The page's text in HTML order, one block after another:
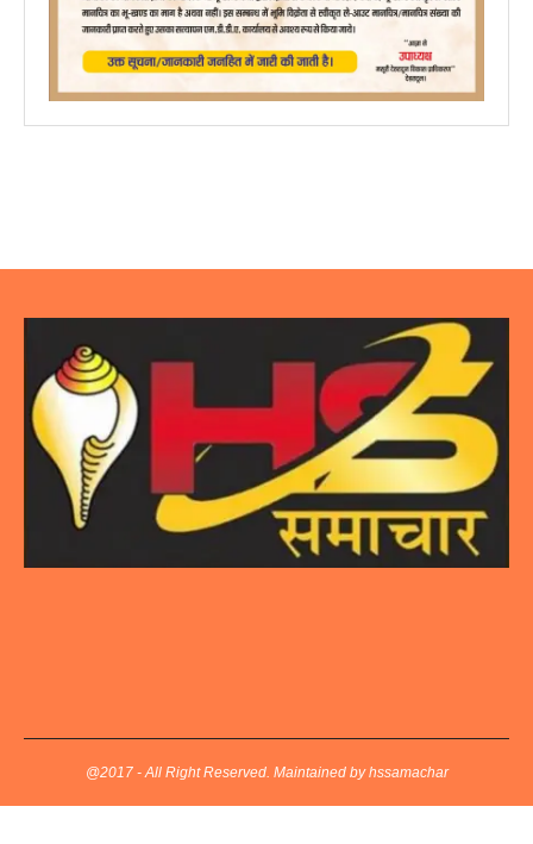
@2017 - All Right Reserved. Maintained by hssamachar